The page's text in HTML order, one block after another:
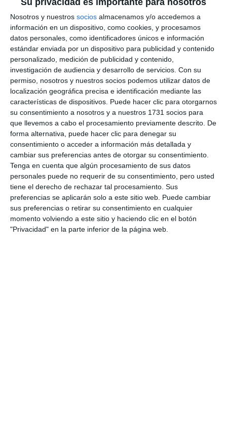
Su privacidad es importante para nosotros
Nosotros y nuestros socios almacenamos y/o accedemos a
información en un dispositivo, como cookies, y procesamos
datos personales, como identificadores únicos e información
estándar enviada por un dispositivo para publicidad y contenido
personalizado, medición de publicidad y contenido,
investigación de audiencia y desarrollo de servicios. Con su
permiso, nosotros y nuestros socios podemos utilizar datos de
localización geográfica precisa e identificación mediante las
características de dispositivos. Puede hacer clic para otorgarnos
su consentimiento a nosotros y a nuestros 1731 socios para
que llevemos a cabo el procesamiento previamente descrito. De
forma alternativa, puede hacer clic para denegar su
consentimiento o acceder a información más detallada y
cambiar sus preferencias antes de otorgar su consentimiento.
Tenga en cuenta que algún procesamiento de sus datos
personales puede no requerir de su consentimiento, pero usted
tiene el derecho de rechazar tal procesamiento. Sus
preferencias se aplicarán solo a este sitio web. Puede cambiar
sus preferencias o retirar su consentimiento en cualquier
momento volviendo a este sitio y haciendo clic en el botón
"Privacidad" en la parte inferior de la página web.